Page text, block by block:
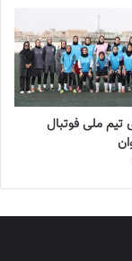
تیم ملی فوتبال